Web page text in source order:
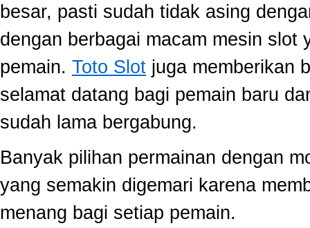
besar, pasti sudah tidak asing
dengan berbagai macam mesin slot
pemain. Toto Slot juga memberikan
selamat datang bagi pemain baru
sudah lama bergabung.
Banyak pilihan permainan dengan
yang semakin digemari karena
menang bagi setiap pemain.